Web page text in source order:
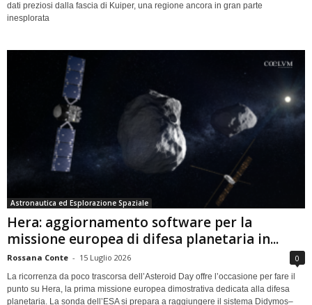
dati preziosi dalla fascia di Kuiper, una regione ancora in gran parte
inesplorata
Astronautica ed Esplorazione Spaziale
Hera: aggiornamento software per la
missione europea di difesa planetaria in...
Rossana Conte - 15 Luglio 2026 0
La ricorrenza da poco trascorsa dell’Asteroid Day offre l’occasione per fare il
punto su Hera, la prima missione europea dimostrativa dedicata alla difesa
planetaria. La sonda dell’ESA si prepara a raggiungere il sistema Didymos–